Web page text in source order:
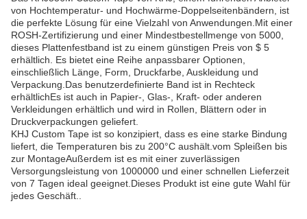
von Hochtemperatur- und Hochwärme-Doppelseitenbändern, ist
die perfekte Lösung für eine Vielzahl von Anwendungen.Mit einer
ROSH-Zertifizierung und einer Mindestbestellmenge von 5000,
dieses Plattenfestband ist zu einem günstigen Preis von $ 5
erhältlich. Es bietet eine Reihe anpassbarer Optionen,
einschließlich Länge, Form, Druckfarbe, Auskleidung und
Verpackung.Das benutzerdefinierte Band ist in Rechteck
erhältlichEs ist auch in Papier-, Glas-, Kraft- oder anderen
Verkleidungen erhältlich und wird in Rollen, Blättern oder in
Druckverpackungen geliefert.
KHJ Custom Tape ist so konzipiert, dass es eine starke Bindung
liefert, die Temperaturen bis zu 200°C aushält.vom Spleißen bis
zur MontageAußerdem ist es mit einer zuverlässigen
Versorgungsleistung von 1000000 und einer schnellen Lieferzeit
von 7 Tagen ideal geeignet.Dieses Produkt ist eine gute Wahl für
jedes Geschäft..